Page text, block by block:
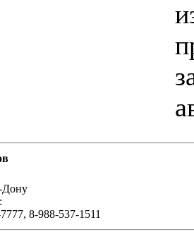
Дону
8-988-537-1511